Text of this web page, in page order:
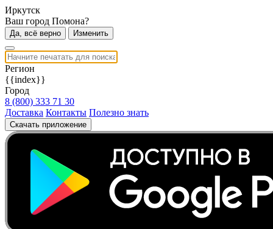
Иркутск
Ваш город Помона?
Да, всё верно Изменить
Регион
{{index}}
Город
8 (800) 333 71 30
Доставка Контакты Полезно знать
Скачать приложение